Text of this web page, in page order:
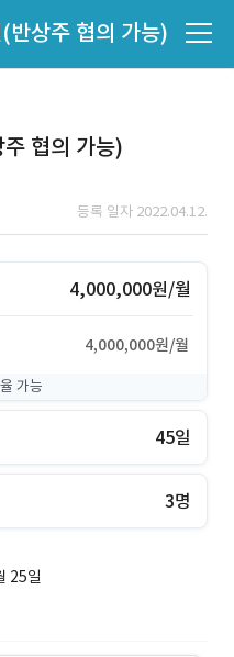
반상주 협의 가능)
협의 가능)
등록 일자 2022.04.12.
4,000,000원/월
4,000,000원/월
가능
45일
3명
25일